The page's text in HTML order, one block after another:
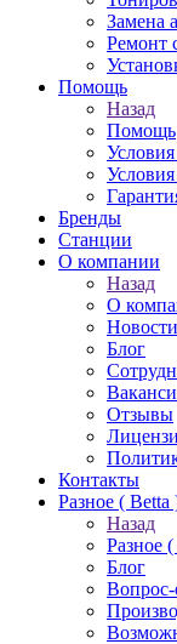
Замена
Ремонт
Помощь
Назад
Помощь
Бренды
Станции
О компании
Назад
О
Новости
Блог
Отзывы
Контакты
Разное ( Betta
Назад
Разное
Блог
Вопрос-